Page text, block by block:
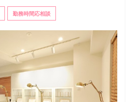
勤務時間応相談